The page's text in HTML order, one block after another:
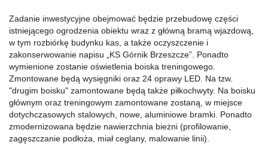
Zadanie inwestycyjne obejmować będzie przebudowę części
istniejącego ogrodzenia obiektu wraz z główną bramą wjazdową,
w tym rozbiórkę budynku kas, a także oczyszczenie i
zakonserwowanie napisu „KS Górnik Brzeszcze”. Ponadto
wymienione zostanie oświetlenia boiska treningowego.
Zmontowane będą wysięgniki oraz 24 oprawy LED. Na tzw.
"drugim boisku" zamontowane będą także piłkochwyty. Na boisku
głównym oraz treningowym zamontowane zostaną, w miejsce
dotychczasowych stalowych, nowe, aluminiowe bramki. Ponadto
zmodernizowana będzie nawierzchnia bieżni (profilowanie,
zagęszczanie podłoża, miał ceglany, malowanie linii).